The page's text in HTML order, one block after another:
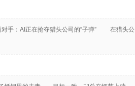
对手：AI正在抢夺猎头公司的“子弹” 在猎头公